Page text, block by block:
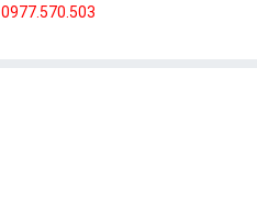
0977.570.503